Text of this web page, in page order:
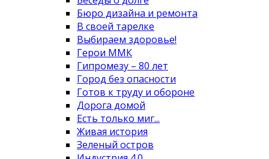
Бюро дизайна и ремонта
В своей тарелке
Выбираем здоровье!
Герои ММК
Гипромезу – 80 лет
Город без опасности
Готов к труду и обороне
Дорога домой
Есть только миг...
Живая история
Зеленый остров